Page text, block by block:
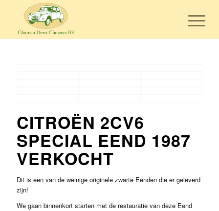
CITROËN 2CV6
SPECIAL EEND 1987
VERKOCHT
Dit is een van de weinige originele zwarte Eenden die er geleverd
zijn!
We gaan binnenkort starten met de restauratie van deze Eend